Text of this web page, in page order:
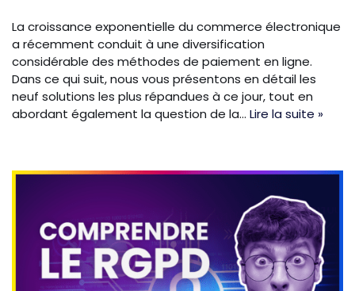
La croissance exponentielle du commerce électronique
a récemment conduit à une diversification
considérable des méthodes de paiement en ligne.
Dans ce qui suit, nous vous présentons en détail les
neuf solutions les plus répandues à ce jour, tout en
abordant également la question de la… Lire la suite »